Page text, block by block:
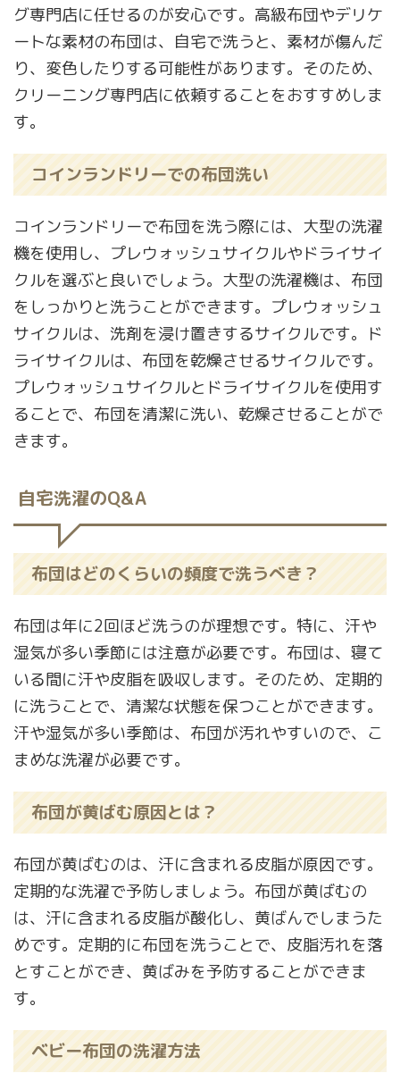
グ専門店に任せるのが安心です。高級布団やデリケ
ートな素材の布団は、自宅で洗うと、素材が傷んだ
り、変色したりする可能性があります。そのため、
クリーニング専門店に依頼することをおすすめしま
す。
コインランドリーでの布団洗い
コインランドリーで布団を洗う際には、大型の洗濯
機を使用し、プレウォッシュサイクルやドライサイ
クルを選ぶと良いでしょう。大型の洗濯機は、布団
をしっかりと洗うことができます。プレウォッシュ
サイクルは、洗剤を浸け置きするサイクルです。ド
ライサイクルは、布団を乾燥させるサイクルです。
プレウォッシュサイクルとドライサイクルを使用す
ることで、布団を清潔に洗い、乾燥させることがで
きます。
自宅洗濯のQ&A
布団はどのくらいの頻度で洗うべき？
布団は年に2回ほど洗うのが理想です。特に、汗や
湿気が多い季節には注意が必要です。布団は、寝て
いる間に汗や皮脂を吸収します。そのため、定期的
に洗うことで、清潔な状態を保つことができます。
汗や湿気が多い季節は、布団が汚れやすいので、こ
まめな洗濯が必要です。
布団が黄ばむ原因とは？
布団が黄ばむのは、汗に含まれる皮脂が原因です。
定期的な洗濯で予防しましょう。布団が黄ばむの
は、汗に含まれる皮脂が酸化し、黄ばんでしまうた
めです。定期的に布団を洗うことで、皮脂汚れを落
とすことができ、黄ばみを予防することができま
す。
ベビー布団の洗濯方法